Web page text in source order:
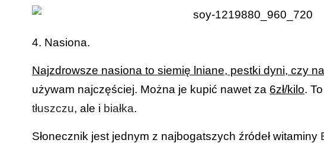
4. Nasiona.
Najzdrowsze nasiona to siemię lniane, pestki dyni, czy
używam najczęściej. Można je kupić nawet za 6zł/kilo.
tłuszczu, ale i białka.
Słonecznik jest jednym z najbogatszych źródeł witaminy